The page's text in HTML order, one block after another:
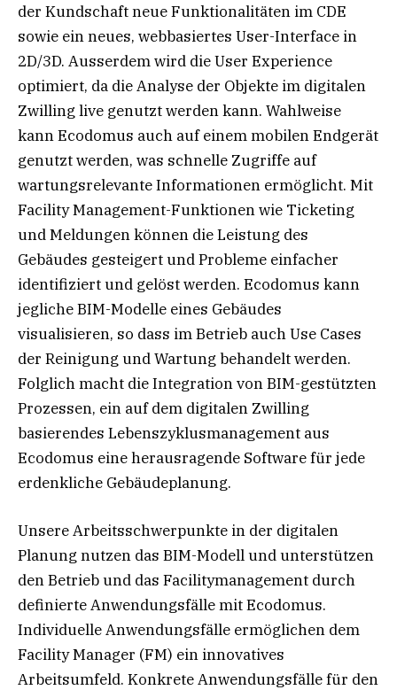
der Kundschaft neue Funktionalitäten im CDE
sowie ein neues, webbasiertes User-Interface in
2D/3D. Ausserdem wird die User Experience
optimiert, da die Analyse der Objekte im digitalen
Zwilling live genutzt werden kann. Wahlweise
kann Ecodomus auch auf einem mobilen Endgerät
genutzt werden, was schnelle Zugriffe auf
wartungsrelevante Informationen ermöglicht. Mit
Facility Management-Funktionen wie Ticketing
und Meldungen können die Leistung des
Gebäudes gesteigert und Probleme einfacher
identifiziert und gelöst werden. Ecodomus kann
jegliche BIM-Modelle eines Gebäudes
visualisieren, so dass im Betrieb auch Use Cases
der Reinigung und Wartung behandelt werden.
Folglich macht die Integration von BIM-gestützten
Prozessen, ein auf dem digitalen Zwilling
basierendes Lebenszyklusmanagement aus
Ecodomus eine herausragende Software für jede
erdenkliche Gebäudeplanung.
Unsere Arbeitsschwerpunkte in der digitalen
Planung nutzen das BIM-Modell und unterstützen
den Betrieb und das Facilitymanagement durch
definierte Anwendungsfälle mit Ecodomus.
Individuelle Anwendungsfälle ermöglichen dem
Facility Manager (FM) ein innovatives
Arbeitsumfeld. Konkrete Anwendungsfälle für den